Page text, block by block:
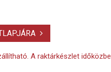
A raktárkészlet